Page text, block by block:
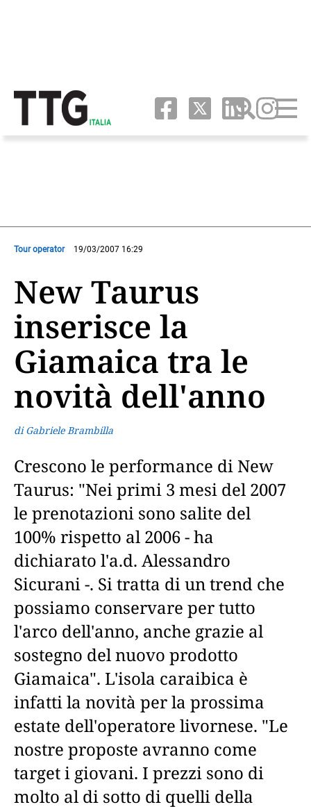
Tour operator 19/03/2007 16:29
New Taurus
inserisce la
Giamaica tra le
novità dell'anno
di Gabriele Brambilla
Crescono le performance di New
Taurus: "Nei primi 3 mesi del 2007
le prenotazioni sono salite del
100% rispetto al 2006 - ha
dichiarato l'a.d. Alessandro
Sicurani -. Si tratta di un trend che
possiamo conservare per tutto
l'arco dell'anno, anche grazie al
sostegno del nuovo prodotto
Giamaica". L'isola caraibica è
infatti la novità per la prossima
estate dell'operatore livornese. "Le
nostre proposte avranno come
target i giovani. I prezzi sono di
molto al di sotto di quelli della